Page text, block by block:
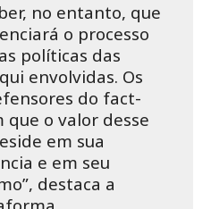
no entanto, que
o processo
políticas das
envolvidas. Os
do fact-
que o valor desse
em sua
e em seu
destaca a